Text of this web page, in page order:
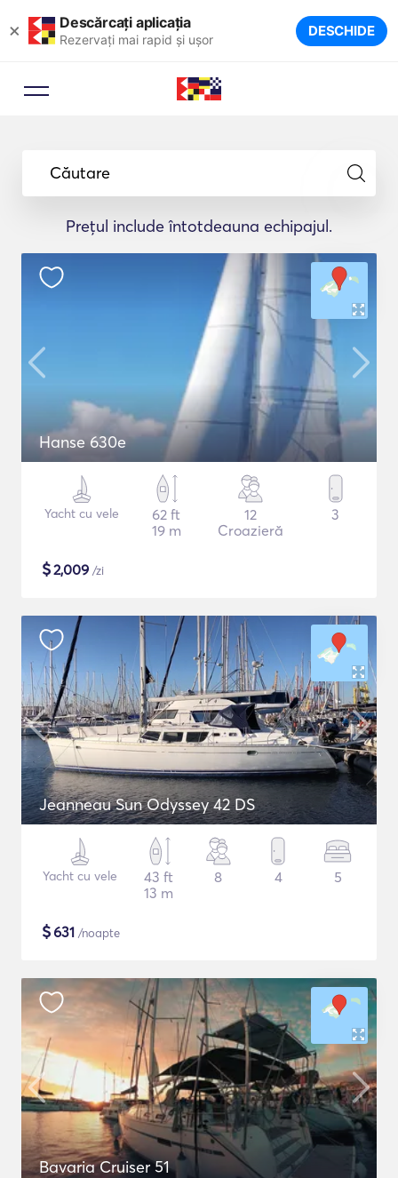
× Descărcați aplicația
Rezervați mai rapid și ușor DESCHIDE
Căutare
Prețul include întotdeauna echipajul.
Hanse 630e
Yacht cu vele
62 ft
19 m
12
Croazieră
3
$2,009 /zi
Jeanneau Sun Odyssey 42 DS
Yacht cu vele
43 ft
13 m
8 4 5
$631 /noapte
Bavaria Cruiser 51